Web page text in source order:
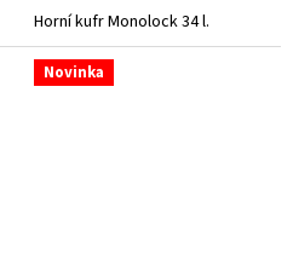
Horní kufr Monolock 34 l.
Novinka